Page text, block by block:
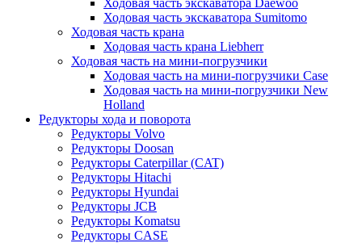
Ходовая часть экскаватора Sumitomo
Ходовая часть крана
Ходовая часть крана Liebherr
Ходовая часть на мини-погрузчики
Ходовая часть на мини-погрузчики Case
Ходовая часть на мини-погрузчики New
Holland
Редукторы хода и поворота
Редукторы Volvo
Редукторы Doosan
Редукторы Caterpillar (CAT)
Редукторы Hitachi
Редукторы Hyundai
Редукторы JCB
Редукторы Komatsu
Редукторы CASE